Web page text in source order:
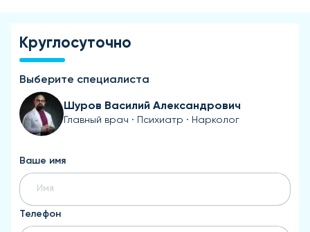
Круглосуточно
Выберите специалиста
Шуров Василий Александрович
Главный врач · Психиатр · Нарколог
Ваше имя
Телефон